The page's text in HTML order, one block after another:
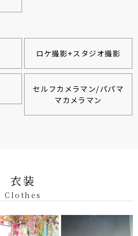
ロケ撮影+スタジオ撮影
セルフカメラマン/パパマ
マカメラマン
衣装
Clothes